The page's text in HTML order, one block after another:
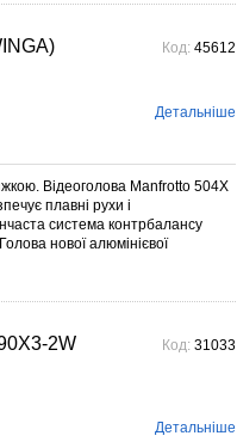
Код: 45612
Детальніше
Відеоголова Manfrotto 504X
плавні рухи і
система контрбалансу
нової алюмінієвої
2W
Код: 31033
Детальніше